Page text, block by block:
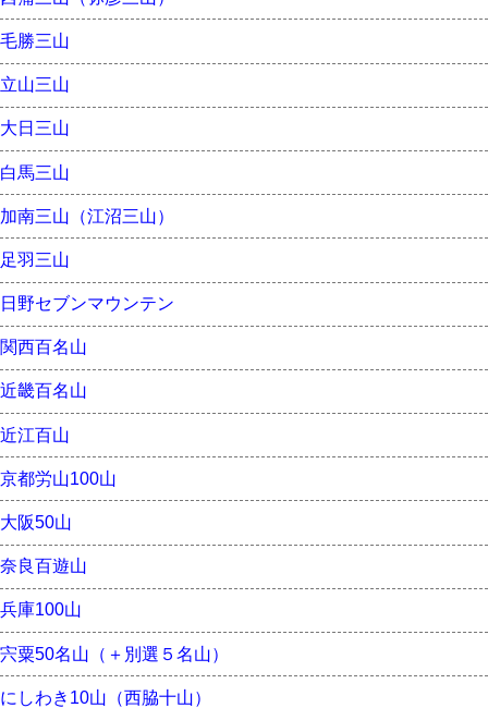
毛勝三山
立山三山
大日三山
白馬三山
加南三山（江沼三山）
足羽三山
日野セブンマウンテン
関西百名山
近畿百名山
近江百山
京都労山100山
大阪50山
奈良百遊山
兵庫100山
宍粟50名山（＋別選５名山）
にしわき10山（西脇十山）